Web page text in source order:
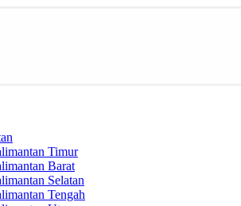
Timur
Barat
Selatan
Tengah